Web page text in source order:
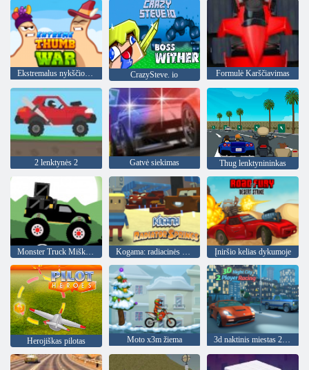
Ekstremalus nykščio karas CrazySteve. io Formulė Karščiavimas
2 lenktynės 2 Gatvė siekimas Thug lenktynininkas
Monster Truck Miškų Pristatymas Kogama: radiacinės spyruoklės Įniršio kelias dykumoje
Herojiškas pilotas Moto x3m žiema 3d naktinis miestas 2 žaidėjų lenktynės